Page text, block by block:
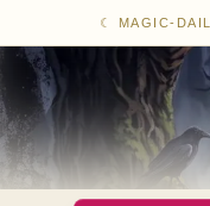
☾ MAGIC-